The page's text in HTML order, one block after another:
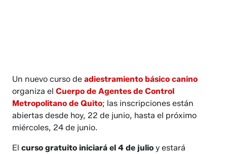
Un nuevo curso deadiestramiento básico canino
organiza elCuerpo de Agentes de Control
Metropolitano de Quito; las inscripciones están
abiertas desde hoy, 22 de junio, hasta el próximo
miércoles, 24 de junio.
Elcurso gratuito iniciará el 4 de julio y estará